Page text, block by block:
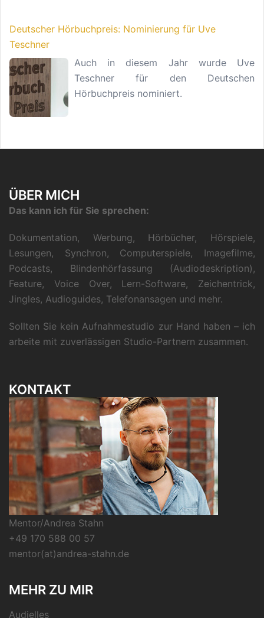
Deutscher Hörbuchpreis: Nominierung für Uve
Teschner
Auch in diesem Jahr wurde Uve
Teschner für den Deutschen
Hörbuchpreis nominiert.
ÜBER MICH
Das kann ich für Sie sprechen:
Dokumentation, Werbung, Hörbücher, Hörspiele,
Lesungen, Synchron, Computerspiele, Imagefilme,
Podcasts, Blindenhörfassung (Audiodeskription),
Feature, Voice Over, Lern-Software, Zeichentrick,
Jingles, Audioguides, Telefonansagen und mehr.
Sollten Sie kein Aufnahmestudio zur Hand haben – ich
arbeite mit zuverlässigen Studio-Partnern zusammen.
KONTAKT
Mentor/Andrea Stahn
+49 170 588 00 57
mentor(at)andrea-stahn.de
MEHR ZU MIR
Audielles